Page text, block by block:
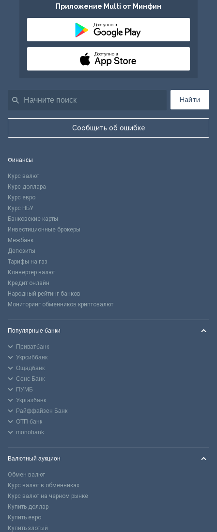
Найти
Сообщить об ошибке
Приложение Multi от Минфин
Доступно в
Доступно в
Финансы
Курс валют
Курс доллара
Курс евро
Курс НБУ
Банковские карты
Инвестиционные брокеры
Межбанк
Депозиты
Тарифы на газ
Конвертер валют
Кредит онлайн
Народный рейтинг банков
Мониторинг обменников криптовалют
Популярные банки
Приватбанк
Укрсиббанк
Ощадбанк
Сенс Банк
ПУМБ
Укргазбанк
Райффайзен Банк
ОТП банк
monobank
Валютный аукцион
Обмен валют
Курс валют в обменниках
Курс валют на черном рынке
Купить доллар
Купить евро
Купить злотый